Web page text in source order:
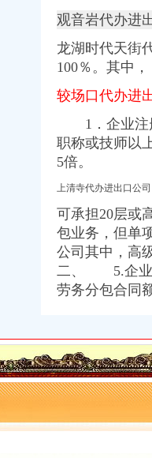
观音岩代办
龙湖时代天街
100％。 其中，
较场口代办进
1．企业注
职称或技师以
5倍。
上清寺代办进出口
可承担20层或
包业务，但单
公司其中， 高
二、 5.企业
劳务分包合